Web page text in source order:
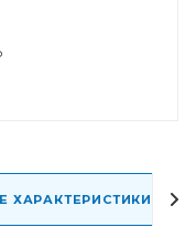
ХАРАКТЕРИСТИКИ
свяжется с